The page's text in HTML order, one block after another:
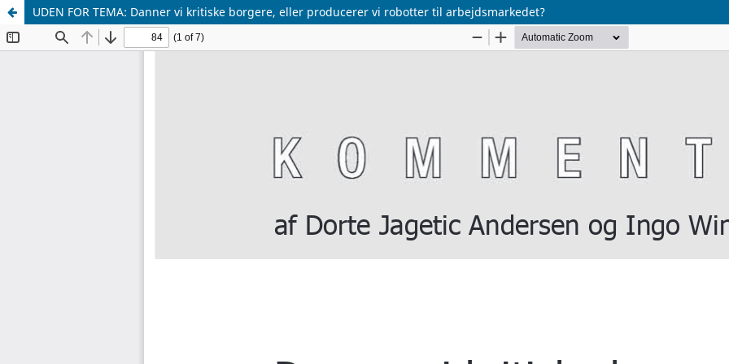
UDEN FOR TEMA: Danner vi kritiske borgere, eller producerer vi robotter til arbejdsmarkedet?